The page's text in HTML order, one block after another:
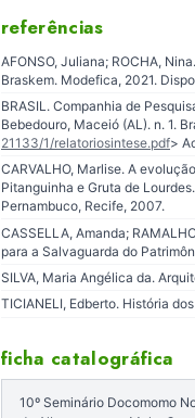
referências
AFONSO, Juliana; ROCHA,
Braskem. Modefica, 2021.
BRASIL. Companhia de
Bebedouro, Maceió (AL). n. 1.
21133/1/relatoriosintese.pdf>
CARVALHO, Marlise. A
Pitanguinha e Gruta de
Pernambuco, Recife, 2007.
CASSELLA, Amanda;
para a Salvaguarda do
SILVA, Maria Angélica da.
TICIANELI, Edberto. História
ficha catalográfica
10º Seminário Docomomo